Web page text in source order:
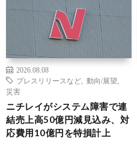
2026.08.08
プレスリリースなど
動向/展望
災害
ニチレイがシステム障害で連
結売上高50億円減見込み、対
応費用10億円を特損計上